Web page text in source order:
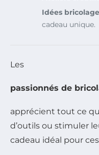
Idées
cadeau unique.
Les
passionnés de
apprécient tout ce
d’outils ou stimuler
cadeau idéal pour